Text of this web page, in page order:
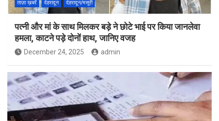
ताज़ा ख़बरें देहरादून देहरादून/मसूरी
पत्नी और मां के साथ मिलकर बड़े ने छोटे भाई पर किया जानलेवा
हमला, काटने पड़े दोनों हाथ, जानिए वजह
December 24, 2025 admin